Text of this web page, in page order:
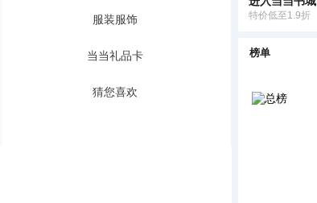
服装服饰
当当礼品卡
猜您喜欢
特价低至1.9折
榜单